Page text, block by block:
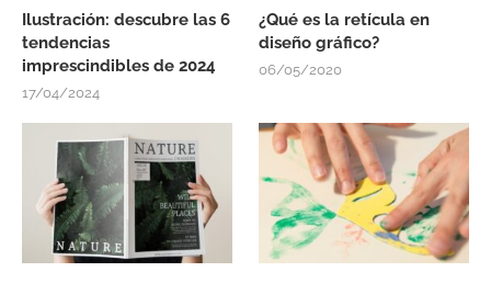
Ilustración: descubre las 6
tendencias
imprescindibles de 2024
17/04/2024
¿Qué es la retícula en
diseño gráfico?
06/05/2020